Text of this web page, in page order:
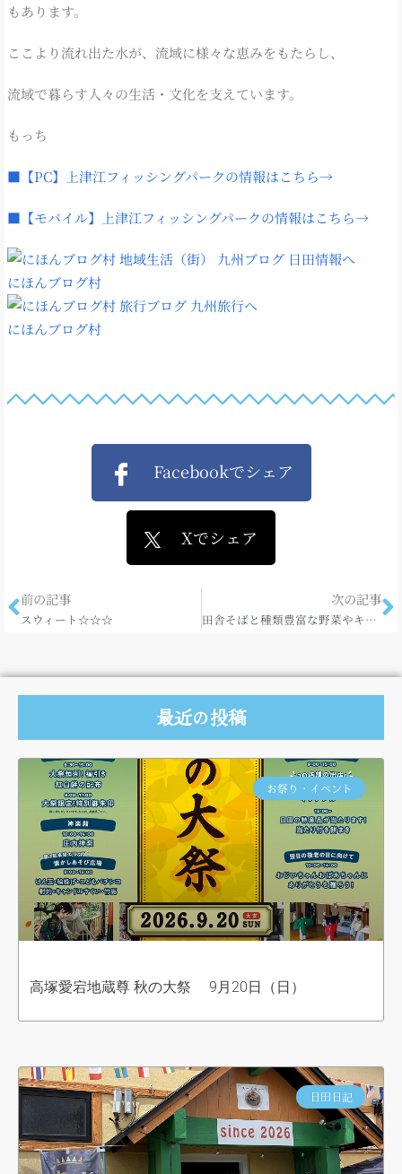
もあります。
ここより流れ出た水が、流域に様々な恵みをもたらし、
流域で暮らす人々の生活・文化を支えています。
もっち
■【PC】上津江フィッシングパークの情報はこちら→
■【モバイル】上津江フィッシングパークの情報はこちら→
にほんブログ村
にほんブログ村
Facebookでシェア
Xでシェア
前の記事
スウィート☆☆☆
次の記事
田舎そばと種類豊富な野菜やキノコ類の天ぷら！
最近の投稿
お祭り・イベント
高塚愛宕地蔵尊 秋の大祭 9月20日（日）
日田日記